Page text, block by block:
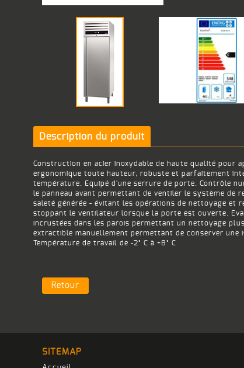
Description du produit
Construction en acier inoxydable de haute qualité pour
ergonomique toute hauteur, robuste et parfaitement
température. Equipé d'une serrure de porte. Contrôle
le panneau avant permettant de ventiler le système de
saleté générée - évitant les opérations de nettoyage et
stoppant le ventilateur lorsque la porte est ouverte.
incrustées dans les parois permettant un nettoyage
extractible manuellement permettant de conserver
Température de travail de -2° C à +8° C
Retour
SITEMAP